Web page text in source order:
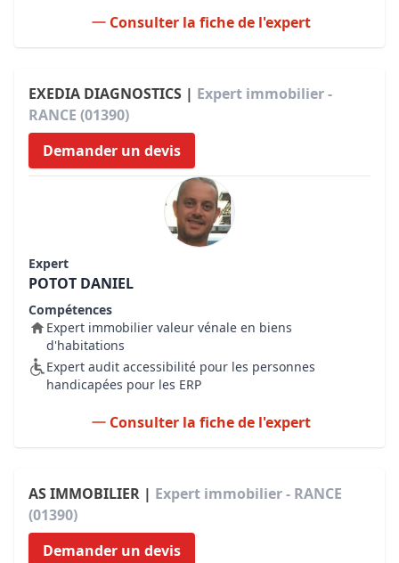
Consulter la fiche de l'expert
EXEDIA DIAGNOSTICS | Expert immobilier -
RANCE (01390)
Demander un devis
Expert
POTOT DANIEL
Compétences
Expert immobilier valeur vénale en biens
d'habitations
Expert audit accessibilité pour les personnes
handicapées pour les ERP
Consulter la fiche de l'expert
AS IMMOBILIER | Expert immobilier - RANCE
(01390)
Demander un devis